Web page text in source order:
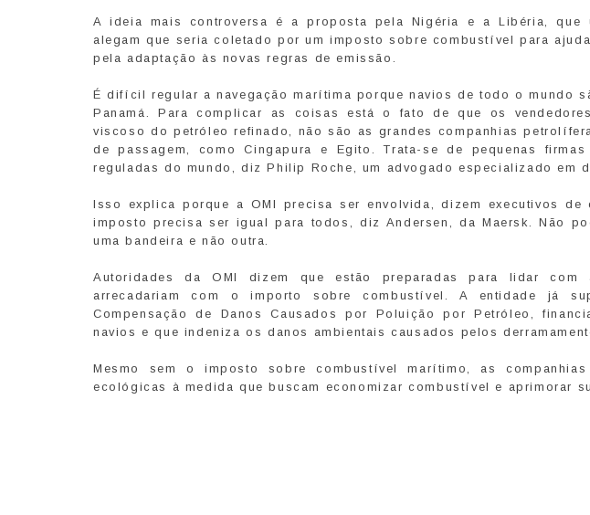
A ideia mais controversa é a proposta pela Nigéria e a Libéria, que
alegam que seria coletado por um imposto sobre combustível para
pela adaptação às novas regras de emissão.
É difícil regular a navegação marítima porque navios de todo o mundo
Panamá. Para complicar as coisas está o fato de que os
viscoso do petróleo refinado, não são as grandes companhias
de passagem, como Cingapura e Egito. Trata-se de pequenas firmas
reguladas do mundo, diz Philip Roche, um advogado especializado em
Isso explica porque a OMI precisa ser envolvida, dizem executivos de
imposto precisa ser igual para todos, diz Andersen, da Maersk. Não
uma bandeira e não outra.
Autoridades da OMI dizem que estão preparadas para lidar com
arrecadariam com o importo sobre combustível. A entidade já
Compensação de Danos Causados por Poluição por Petróleo,
navios e que indeniza os danos ambientais causados pelos
Mesmo sem o imposto sobre combustível marítimo, as
ecológicas à medida que buscam economizar combustível e aprimorar